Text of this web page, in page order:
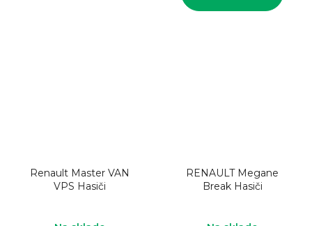
Renault Master VAN
VPS Hasiči
RENAULT Megane
Break Hasiči